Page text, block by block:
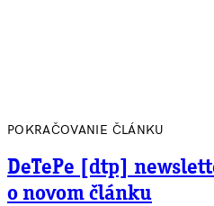
POKRAČOVANIE ČLÁNKU
DeTePe [dtp]
o novom článku